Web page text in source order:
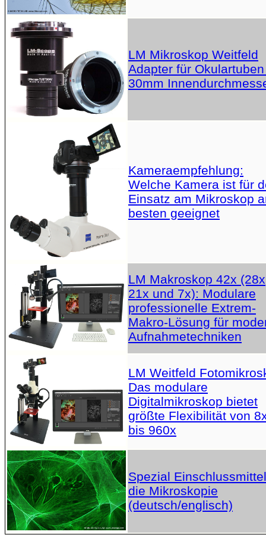
LM Mikroskop Weitfeld
Adapter für
30mm
Kameraempfehlung:
Welche Kamera ist für
Einsatz am Mikroskop
besten geeignet
LM Makroskop 42x
21x und 7x): Modulare
professionelle Extrem-
Makro-Lösung für
Aufnahmetechniken
LM Weitfeld
Das modulare
Digitalmikroskop bietet
größte Flexibilität von
bis 960x
Spezial
die Mikroskopie
(deutsch/englisch)